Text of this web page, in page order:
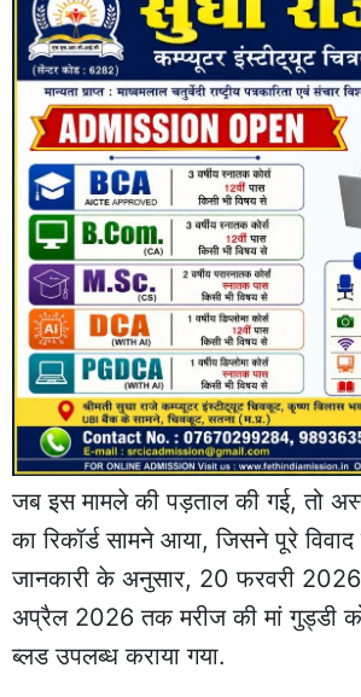
जब इस मामले की पड़ताल की गई, तो
का रिकॉर्ड सामने आया, जिसने पूरे
जानकारी के अनुसार, 20 फरवरी
अप्रैल 2026 तक मरीज की मां गुड्डी
ब्लड उपलब्ध कराया गया.